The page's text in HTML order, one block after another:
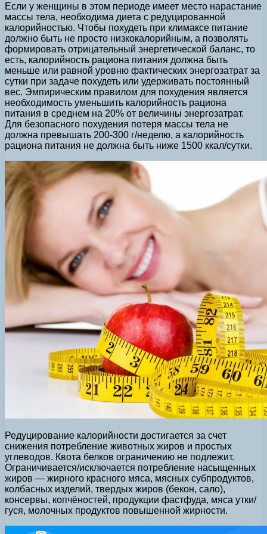
Если у женщины в этом периоде имеет место нарастание
массы тела, необходима диета с редуцированной
калорийностью. Чтобы похудеть при климаксе питание
должно быть не просто низкокалорийным, а позволять
формировать отрицательный энергетической баланс, то
есть, калорийность рациона питания должна быть
меньше или равной уровню фактических энергозатрат за
сутки при задаче похудеть или удерживать постоянный
вес. Эмпирическим правилом для похудения является
необходимость уменьшить калорийность рациона
питания в среднем на 20% от величины энергозатрат.
Для безопасного похудения потеря массы тела не
должна превышать 200-300 г/неделю, а калорийность
рациона питания не должна быть ниже 1500 ккал/сутки.
Редуцирование калорийности достигается за счет
снижения потребление животных жиров и простых
углеводов. Квота белков ограничению не подлежит.
Ограничивается/исключается потребление насыщенных
жиров — жирного красного мяса, мясных субпродуктов,
колбасных изделий, твердых жиров (бекон, сало),
консервы, копчёностей, продукции фастфуда, мяса утки/
гуся, молочных продуктов повышенной жирности.